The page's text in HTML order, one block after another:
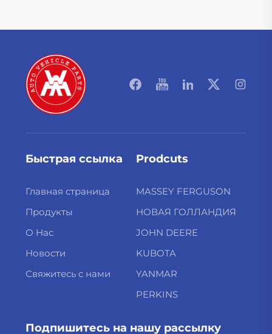
Быстрая ссылка
Главная страница
Продукты
О Нас
Новости
Свяжитесь с нами
Prodcuts
MASSEY FERGUSON
НОВАЯ ГОЛЛАНДИЯ
JOHN DEERE
KUBOTA
YANMAR
PERKINS
Подпишитесь на нашу рассылку